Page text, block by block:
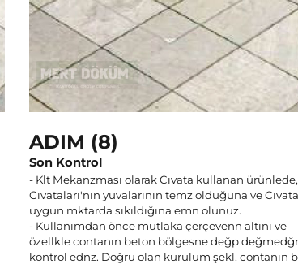
ADIM (8)
Son Kontrol
- Klt Mekanzması olarak Cıvata kullanan
Cıvataları'nın yuvalarının temz olduğuna ve
uygun mktarda sıkıldığına emn olunuz.
- Kullanımdan önce mutlaka çerçevenn altını ve
özellkle contanın beton bölgesne değp
kontrol ednz. Doğru olan kurulum şekl, contanın